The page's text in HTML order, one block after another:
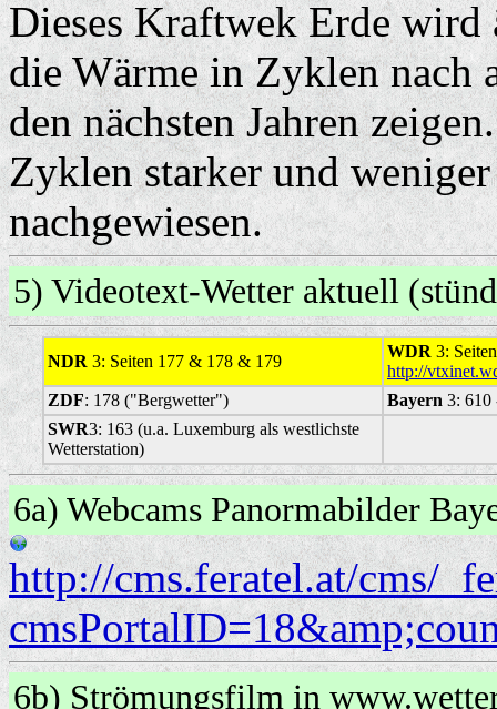
Dieses Kraftwek Erde
die Wärme in Zyklen nach
den nächsten Jahren
Zyklen starker und
nachgewiesen.
5) Videotext-Wetter aktuell
NDR 3: Seiten 177 & 178 & 179
WDR 3:
http://
ZDF: 178 ("Bergwetter") Bayern 3: 610
SWR3: 163 (u.a. Luxemburg als westlichste
Wetterstation)
6a) Webcams Panormabilder
http://cms.feratel.at/cms/
6b) Strömungsfilm in